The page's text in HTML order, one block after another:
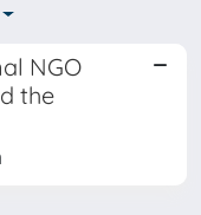
NGO
the